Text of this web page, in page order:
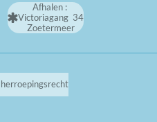
Afhalen :
Victoriagang 34
Zoetermeer